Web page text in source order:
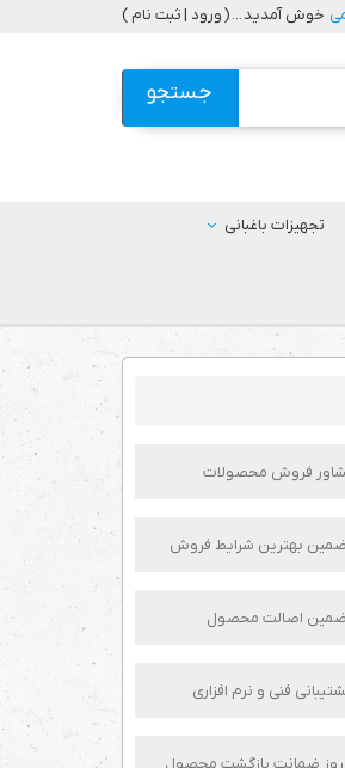
خوش آمدید ... (ورود | ثبت نام )
جستجو
تجهیزات باغبانی
فروش محصولات
بهترین شرایط فروش
اصالت محصول
فنی و نرم افزاری